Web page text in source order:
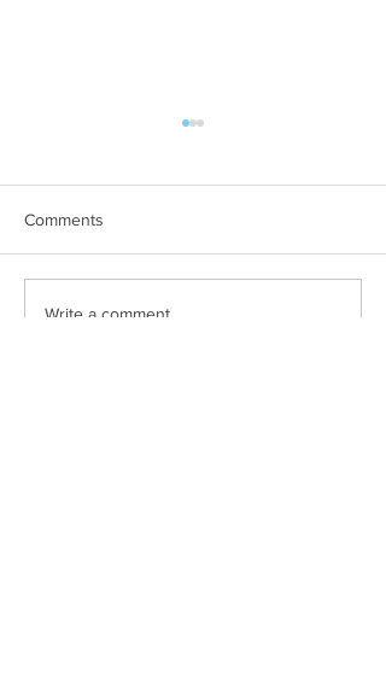
令人會心一笑的袖珍佛像
Comments
Write a comment...